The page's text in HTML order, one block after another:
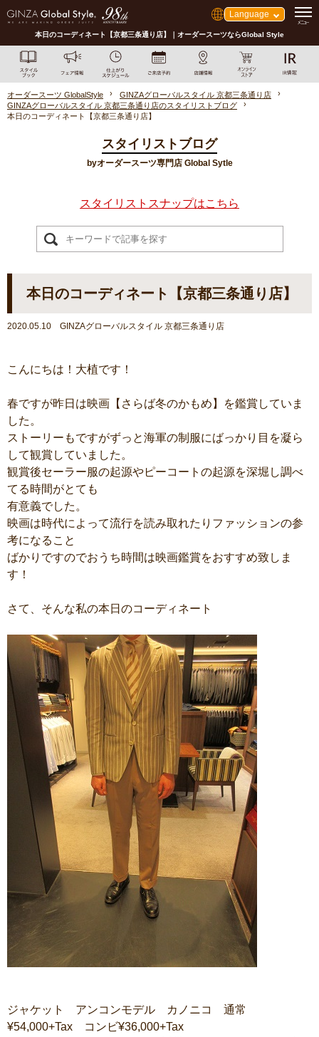
Language
本日のコーディネート【京都三条通り店】｜オーダースーツならGlobal Style
オーダースーツ GlobalStyle
GINZAグローバルスタイル 京都三条通り店
GINZAグローバルスタイル 京都三条通り店のスタイリストブログ
本日のコーディネート【京都三条通り店】
スタイリストブログ
byオーダースーツ専門店 Global Sytle
スタイリストスナップはこちら
本日のコーディネート【京都三条通り店】
2020.05.10 GINZAグローバルスタイル 京都三条通り店
こんにちは！大植です！
春ですが昨日は映画【さらば冬のかもめ】を鑑賞していま
した。
ストーリーもですがずっと海軍の制服にばっかり目を凝ら
して観賞していました。
観賞後セーラー服の起源やピーコートの起源を深堀し調べ
てる時間がとても
有意義でした。
映画は時代によって流行を読み取れたりファッションの参
考になること
ばかりですのでおうち時間は映画鑑賞をおすすめ致しま
す！
さて、そんな私の本日のコーディネート
ジャケット アンコンモデル カノニコ 通常
¥54,000+Tax コンビ¥36,000+Tax